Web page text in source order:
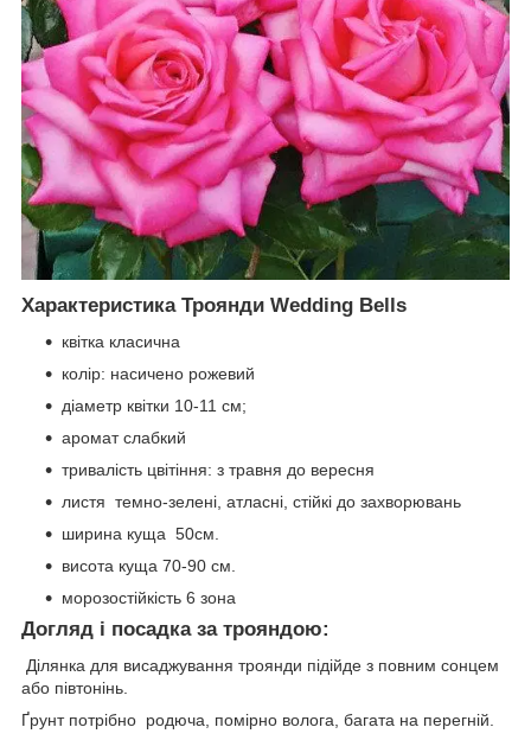
Характеристика Троянди Wedding Bells
квітка класична
колір: насичено рожевий
діаметр квітки 10-11 см;
аромат слабкий
тривалість цвітіння: з травня до вересня
листя темно-зелені, атласні, стійкі до захворювань
ширина куща 50см.
висота куща 70-90 см.
морозостійкість 6 зона
Догляд і посадка за трояндою:
Ділянка для висаджування троянди підійде з повним сонцем
або півтонінь.
Ґрунт потрібно родюча, помірно волога, багата на перегній.